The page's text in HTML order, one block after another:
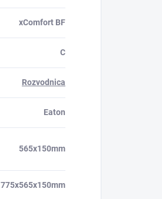
xComfort BF
C
Rozvodnica
Eaton
565x150mm
775x565x150mm